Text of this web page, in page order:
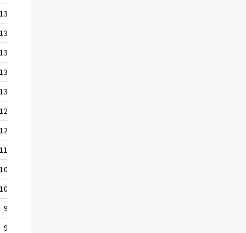
1387
1383
1361
1340
1313
1264
1205
1132
1063
1025
992
945